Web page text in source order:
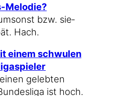
Melodie?
bzw. sie­
Hach.
einem schwu­len
geleb­ten
ist hoch.